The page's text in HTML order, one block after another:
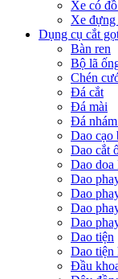
Xe có
Xe đựng
Dụng cụ cắt
Bàn ren
Bộ lã
Chén
Đá cắt
Đá mài
Đá
Dao cạo
Dao cắt
Dao doa
Dao
Dao
Dao
Dao
Dao tiện
Dao tiện
Đầu